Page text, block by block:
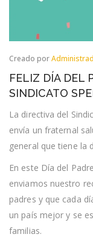
Creado por
FELIZ DÍA DEL
SINDICATO
La directiva del
envía un fraternal
general que tiene la
En este Día del
enviamos nuestro
padres y que cada
un país mejor y se
familias.